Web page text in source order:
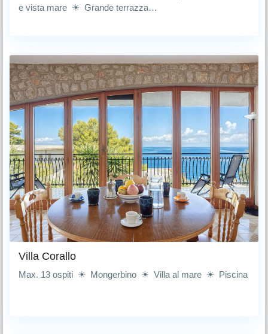
e vista mare ☀ Grande terrazza…
Villa Corallo
Max. 13 ospiti ☀ Mongerbino ☀ Villa al mare ☀ Piscina